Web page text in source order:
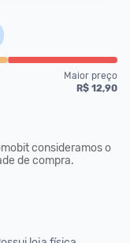
Maior preço
R$ 12,90
consideramos o
de compra.